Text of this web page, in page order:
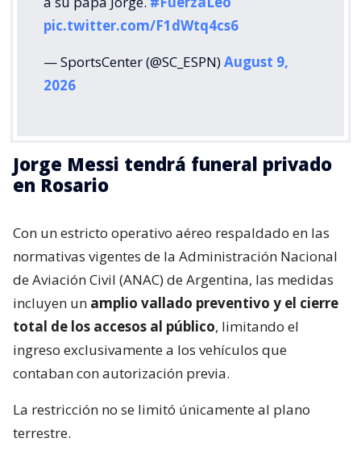
pic.twitter.com/F1dWtq4cs6
— SportsCenter (@SC_ESPN)August 9,
2026
Jorge Messi tendrá funeral privado
en Rosario
Con un estricto operativo aéreo respaldado en las
normativas vigentes de la Administración Nacional
de Aviación Civil (ANAC) de Argentina, las medidas
incluyen un amplio vallado preventivo y el cierre
total de los accesos al público, limitando el
ingreso exclusivamente a los vehículos que
contaban con autorización previa.
La restricción no se limitó únicamente al plano
terrestre.